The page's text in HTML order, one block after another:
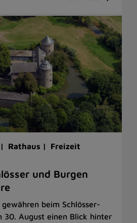
Rathaus | Freizeit
und Burgen
beim Schlösser-
30. August einen Blick hinter